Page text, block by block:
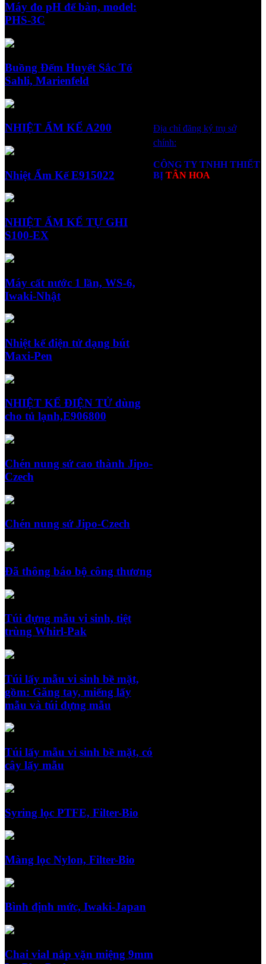
Máy đo pH để bàn, model:
PHS-3C
Buồng Đếm Huyết Sắc Tố
Sahli, Marienfeld
NHIỆT ẨM KẾ A200
Nhiệt Ẩm Kế E915022
NHIỆT ẨM KẾ TỰ GHI
S100-EX
Máy cất nước 1 lần, WS-6,
Iwaki-Nhật
Nhiệt kế điện tử dạng bút
Maxi-Pen
NHIỆT KẾ ĐIỆN TỬ dùng
cho tủ lạnh,E906800
Chén nung sứ cao thành Jipo-
Czech
Chén nung sứ Jipo-Czech
Đã thông báo bộ công thương
Túi đựng mẫu vi sinh, tiệt
trùng Whirl-Pak
Túi lấy mẫu vi sinh bề mặt,
gồm: Găng tay, miếng lấy
mẫu và túi đựng mẫu
Túi lấy mẫu vi sinh bề mặt, có
cây lấy mẫu
Syring lọc PTFE, Filter-Bio
Màng lọc Nylon, Filter-Bio
Bình định mức, Iwaki-Japan
Chai vial nắp vặn miệng 9mm
Địa chỉ đăng ký trụ sở
chính:
CÔNG TY TNHH THIẾT
BỊ TÂN HOA